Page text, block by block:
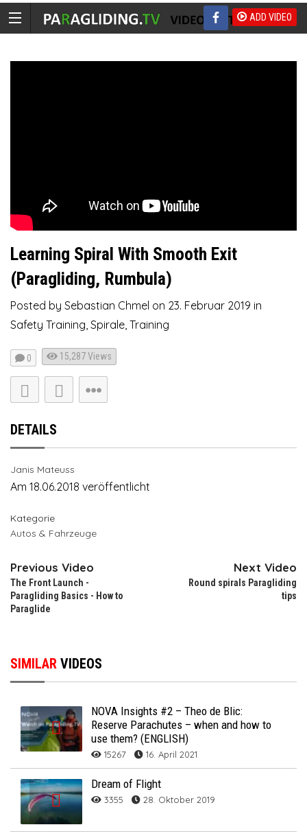
ADD VIDEO
Learning Spiral With Smooth Exit
(Paragliding, Rumbula)
Posted by Sebastian Chmel on 23. Februar 2019 in
Safety Training Spirale Training
0 15,287Views
DETAILS
Janis Mateuss
Am 18.06.2018 veröffentlicht
Kategorie
Autos & Fahrzeuge
Previous Video
The Front Launch -
Paragliding Basics - How to
Paraglide
Next Video
Round spirals Paragliding
tips
SIMILAR VIDEOS
NOVA Insights #2 – Theo de Blic:
Reserve Parachutes – when and how to
use them? (ENGLISH)
15267 16. April 2021
Dream of Flight
3355 28. Oktober 2019